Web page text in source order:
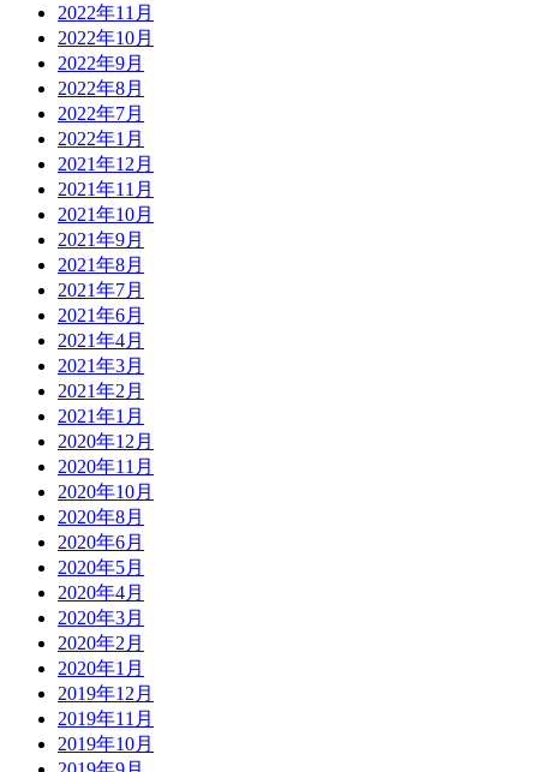
2022年11月
2022年10月
2022年9月
2022年8月
2022年7月
2022年1月
2021年12月
2021年11月
2021年10月
2021年9月
2021年8月
2021年7月
2021年6月
2021年4月
2021年3月
2021年2月
2021年1月
2020年12月
2020年11月
2020年10月
2020年8月
2020年6月
2020年5月
2020年4月
2020年3月
2020年2月
2020年1月
2019年12月
2019年11月
2019年10月